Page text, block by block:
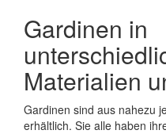
Gardinen in
Materialien
Gardinen sind aus nahezu
erhältlich. Sie alle haben